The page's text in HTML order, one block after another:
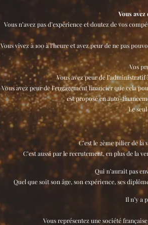
Vous avez
Vous n’avez pas d’expérience et doutez de vos
Vous vivez à 100 à l’heure et avez peur de ne pas
Vos
Vous avez peur de l’administratif
Vous avez peur de l’engagement financier que cela
est proposé en auto-
Le
C’est le 2ème pilier de
C’est aussi par le recrutement, en plus de la
Qui n’aurait pas
Quel que soit son âge, son expérience, ses
Il n’y a
Vous représentez une société